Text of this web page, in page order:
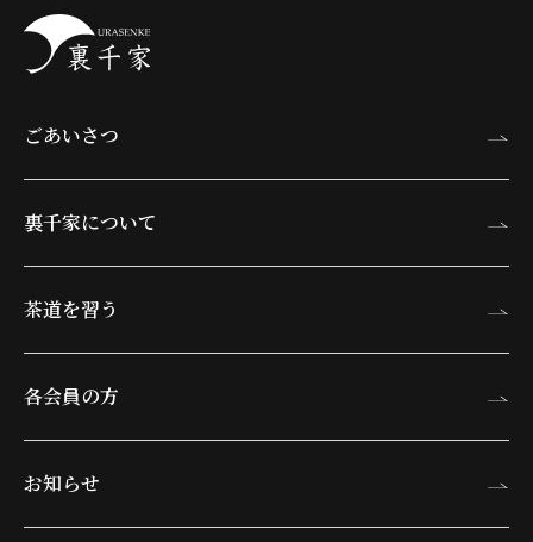
ごあいさつ
裏千家について
茶道を習う
各会員の方
お知らせ